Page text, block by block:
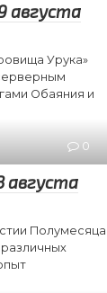
августа
Урука»
Обаяния и
0
августа
Полумесяца